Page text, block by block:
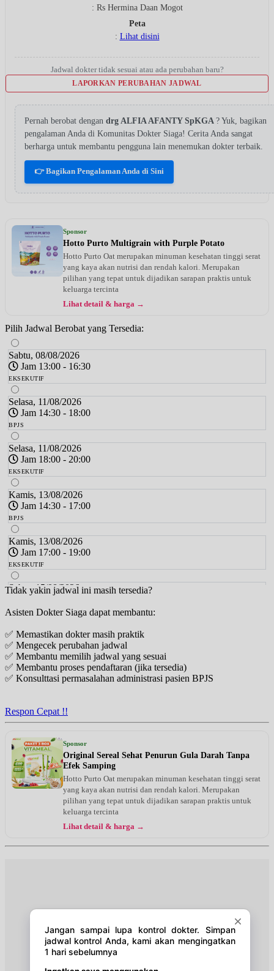
: Rs Hermina Daan Mogot
Peta
: Lihat disini
Jadwal dokter tidak sesuai atau ada perubahan baru?
LAPORKAN PERUBAHAN JADWAL
Pernah berobat dengan drg ALFIA AFANTY SpKGA ? Yuk, bagikan
pengalaman Anda di Komunitas Dokter Siaga! Cerita Anda sangat
berharga untuk membantu pengguna lain menemukan dokter terbaik.
👉 Bagikan Pengalaman Anda di Sini
Sponsor
Hotto Purto Multigrain with Purple Potato
Hotto Purto Oat merupakan minuman kesehatan tinggi serat
yang kaya akan nutrisi dan rendah kalori. Merupakan
pilihan yang tepat untuk dijadikan sarapan praktis untuk
keluarga tercinta
Lihat detail & harga →
Pilih Jadwal Berobat yang Tersedia:
Sabtu, 08/08/2026
Jam 13:00 - 16:30
EKSEKUTIF
Selasa, 11/08/2026
Jam 14:30 - 18:00
BPJS
Selasa, 11/08/2026
Jam 18:00 - 20:00
EKSEKUTIF
Kamis, 13/08/2026
Jam 14:30 - 17:00
BPJS
Kamis, 13/08/2026
Jam 17:00 - 19:00
EKSEKUTIF
Sabtu, 15/08/2026
Jam 13:00 - 16:30
EKSEKUTIF
Selasa, 18/08/2026
Jam 14:30 - 18:00
BPJS
Selasa, 18/08/2026
Jam 14:30 - 17:00
BPJS
Kamis, 20/08/2026
Jam 17:00 - 19:00
Jam 13:00 - 16:30
Selasa, 25/08/2026
Jam 18:00 - 20:00
Tidak yakin jadwal ini masih tersedia?
Asisten Dokter Siaga dapat membantu:
✅ Memastikan dokter masih praktik
✅ Mengecek perubahan jadwal
✅ Membantu memilih jadwal yang sesuai
✅ Membantu proses pendaftaran (jika tersedia)
✅ Konsulttasi permasalahan administrasi pasien BPJS
Respon Cepat !!
Sponsor
Original Sereal Sehat Penurun Gula Darah Tanpa
Efek Samping
Hotto Purto Oat merupakan minuman kesehatan tinggi serat
yang kaya akan nutrisi dan rendah kalori. Merupakan
pilihan yang tepat untuk dijadikan sarapan praktis untuk
keluarga tercinta
Lihat detail & harga →